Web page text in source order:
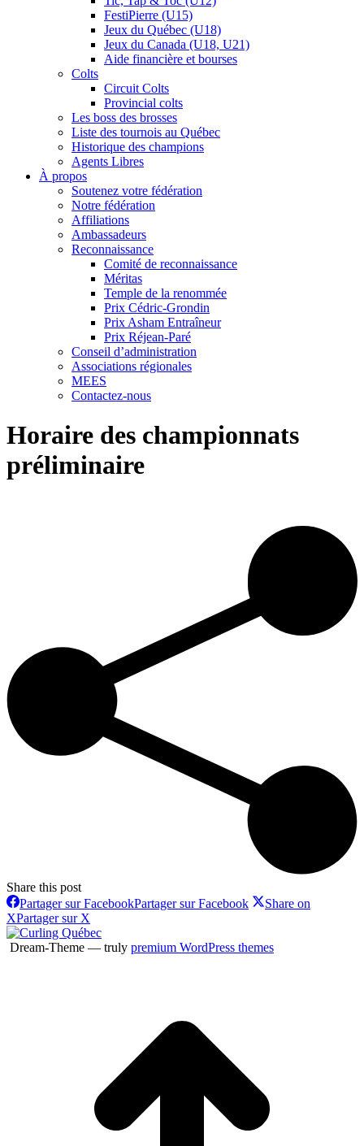
FestiPierre (U15)
Jeux du Québec (U18)
Jeux du Canada (U18, U21)
Aide financière et bourses
Colts
Circuit Colts
Provincial colts
Les boss des brosses
Liste des tournois au Québec
Historique des champions
Agents Libres
À propos
Soutenez votre fédération
Notre fédération
Affiliations
Ambassadeurs
Reconnaissance
Comité de reconnaissance
Méritas
Temple de la renommée
Prix Cédric-Grondin
Prix Asham Entraîneur
Prix Réjean-Paré
Conseil d’administration
Associations régionales
MEES
Contactez-nous
Horaire des championnats
préliminaire
Share this post
Partager sur FacebookPartager sur Facebook
Share on
XPartager sur X
Dream-Theme — truly premium WordPress themes